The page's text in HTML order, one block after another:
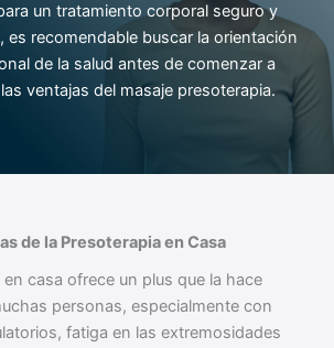
un tratamiento corporal seguro y
es recomendable buscar la orientación
de la salud antes de comenzar a
ventajas del masaje presoterapia.
de la Presoterapia en Casa
casa ofrece un plus que la hace
personas, especialmente con
fatiga en las extremosidades